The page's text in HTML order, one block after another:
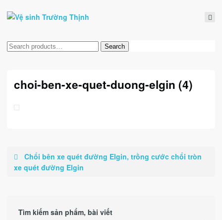
Tìm
Search
choi-ben-xe-quet-duong-elgin (4)
Chổi bên xe quét đường Elgin, trồng cước chổi tròn
xe quét đường Elgin
Tìm kiếm sản phẩm, bài viết